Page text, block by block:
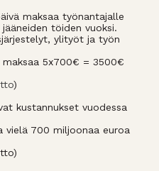
maksaa työnantajalle
töiden vuoksi.
ylityöt ja työn
maksaa 5x700€ = 3500€
)
kustannukset vuodessa
vielä 700 miljoonaa euroa